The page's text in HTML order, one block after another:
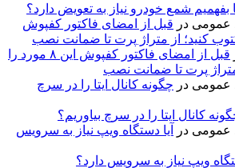
بفهمیم شمع خودرو نیاز به تعویض دارد؟
عمومی در قبل از امضای فاکتور کفپوش
قبل از امضای فاکتور کفپوش این ۸ مورد را
پرت تا ضمانت نصب
عمومی در چگونه کانال ایتا را در سرچ
کانال ایتا را در سرچ بیاوریم؟
عمومی در
آیا دستگاه ویپ نیاز به سرویس
ویپ نیاز به سرویس دارد؟